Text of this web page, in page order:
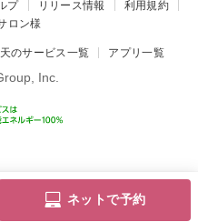
ネットで予約
プ リリース情報
利用規約
ロン様
のサービス一覧 アプリ一覧
Inc.